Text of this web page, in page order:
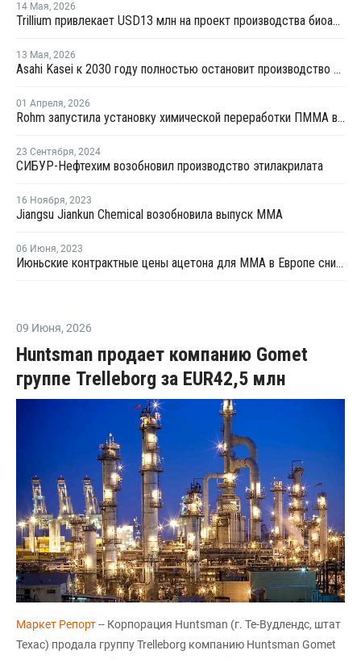
14 Мая, 2026
Trillium привлекает USD13 млн на проект производства биоакрилонитрила
13 Мая, 2026
Asahi Kasei к 2030 году полностью остановит производство полиэтилена
01 Апреля, 2026
Rohm запустила установку химической переработки ПММА в Вормсе
23 Сентября, 2024
СИБУР-Нефтехим возобновил производство этилакрилата
16 Ноября, 2023
Jiangsu Jiankun Chemical возобновила выпуск ММА
06 Июня, 2023
Июньские контрактные цены ацетона для ММА в Европе снизились
09 Июня, 2026
Huntsman продает компанию Gomet
группе Trelleborg за EUR42,5 млн
Маркет Репорт-- Корпорация Huntsman (г. Те-Вудлендс, штат
Техас) продала группу Trelleborg компанию Huntsman Gomet